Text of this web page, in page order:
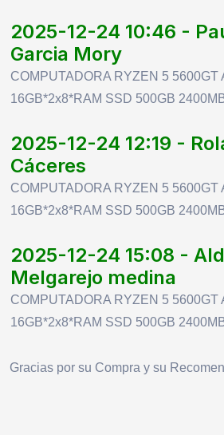
2025-12-24 10:46 -
Garcia Mory
COMPUTADORA RYZEN 5 5600GT
16GB*2x8*RAM SSD 500GB
2025-12-24 12:19 -
Cáceres
COMPUTADORA RYZEN 5 5600GT
16GB*2x8*RAM SSD 500GB
2025-12-24 15:08 -
Melgarejo medina
COMPUTADORA RYZEN 5 5600GT
16GB*2x8*RAM SSD 500GB
Gracias por su Compra y su